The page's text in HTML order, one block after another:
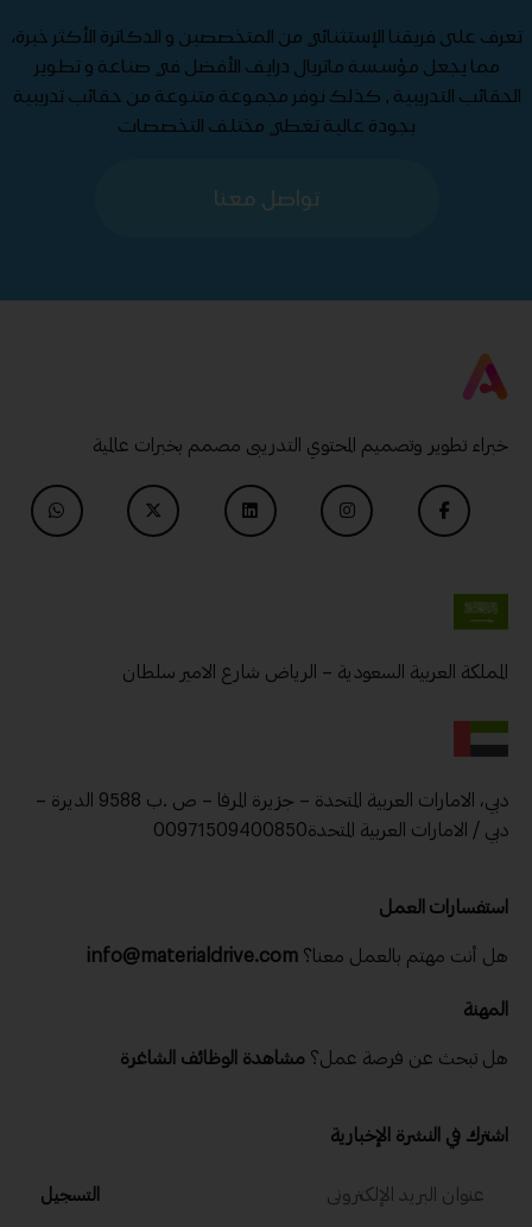
تعرف على فريقنا الإستثنائي من المتخصصين و الدكاترة الأكثر خبرة،
مما يجعل مؤسسة ماتريال درايف الأفضل في صناعة و تطوير
الحقائب التدريبية , كذلك نوفر مجموعة متنوعة من حقائب تدريبية
بجودة عالية تغطي مختلف التخصصات
تواصل معنا
خبراء تطوير وتصميم المحتوي التدريبى مصمم بخبرات عالمية
المملكة العربية السعودية – الرياض شارع الامير سلطان
دبي، الامارات العربية المتحدة – جزيرة المرفا – ص .ب 9588 الديرة –
دبي / الامارات العربية المتحدة00971509400850
استفسارات العمل
هل أنت مهتم بالعمل معنا؟ info@materialdrive.com
المهنة
هل تبحث عن فرصة عمل؟ مشاهدة الوظائف الشاغرة
اشترك في النشرة الإخبارية
التسجيل